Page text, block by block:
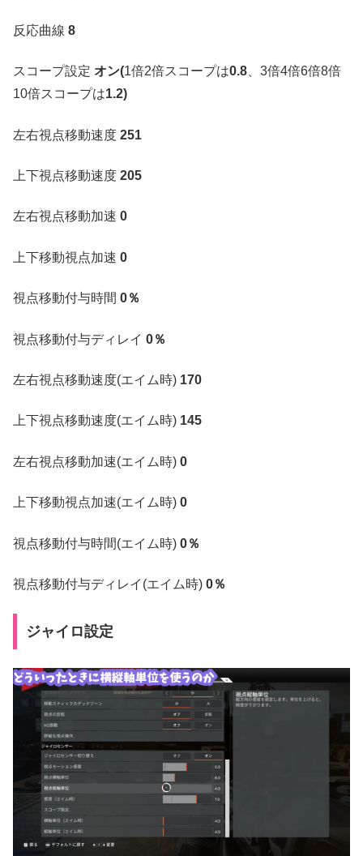
反応曲線 8
スコープ設定 オン(1倍2倍スコープは0.8 、3倍4倍6倍8倍
10倍スコープは1.2)
左右視点移動速度 251
上下視点移動速度 205
左右視点移動加速 0
上下移動視点加速 0
視点移動付与時間 0％
視点移動付与ディレイ 0％
左右視点移動速度(エイム時) 170
上下視点移動速度(エイム時) 145
左右視点移動加速(エイム時) 0
上下移動視点加速(エイム時) 0
視点移動付与時間(エイム時) 0％
視点移動付与ディレイ(エイム時) 0％
ジャイロ設定